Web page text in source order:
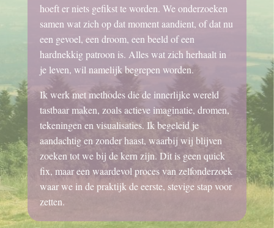
hoeft er niets gefikst te worden. We onderzoeken
samen wat zich op dat moment aandient, of dat nu
een gevoel, een droom, een beeld of een
hardnekkig patroon is. Alles wat zich herhaalt in
je leven, wil namelijk begrepen worden.
Ik werk met methodes die de innerlijke wereld
tastbaar maken, zoals actieve imaginatie, dromen,
tekeningen en visualisaties. Ik begeleid je
aandachtig en zonder haast, waarbij wij blijven
zoeken tot we bij de kern zijn. Dit is geen quick
fix, maar een waardevol proces van zelfonderzoek
waar we in de praktijk de eerste, stevige stap voor
zetten.